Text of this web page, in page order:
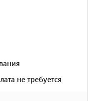
не требуется